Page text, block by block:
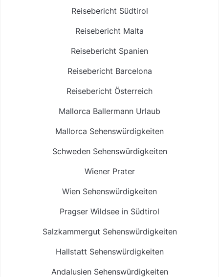
Reisebericht Südtirol
Reisebericht Malta
Reisebericht Spanien
Reisebericht Barcelona
Reisebericht Österreich
Mallorca Ballermann Urlaub
Mallorca Sehenswürdigkeiten
Schweden Sehenswürdigkeiten
Wiener Prater
Wien Sehenswürdigkeiten
Pragser Wildsee in Südtirol
Salzkammergut Sehenswürdigkeiten
Hallstatt Sehenswürdigkeiten
Andalusien Sehenswürdigkeiten